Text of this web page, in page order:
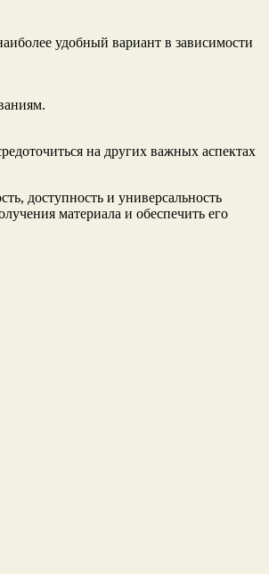
удобный вариант в зависимости
на других важных аспектах
доступность и универсальность
материала и обеспечить его